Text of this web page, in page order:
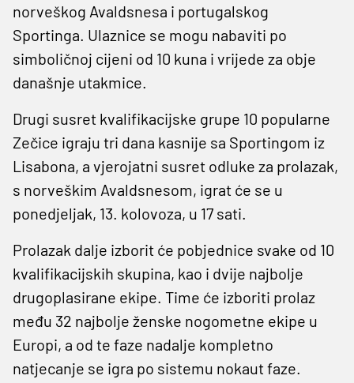
norveškog Avaldsnesa i portugalskog
Sportinga. Ulaznice se mogu nabaviti po
simboličnoj cijeni od 10 kuna i vrijede za obje
današnje utakmice.
Drugi susret kvalifikacijske grupe 10 popularne
Zečice igraju tri dana kasnije sa Sportingom iz
Lisabona, a vjerojatni susret odluke za prolazak,
s norveškim Avaldsnesom, igrat će se u
ponedjeljak, 13. kolovoza, u 17 sati.
Prolazak dalje izborit će pobjednice svake od 10
kvalifikacijskih skupina, kao i dvije najbolje
drugoplasirane ekipe. Time će izboriti prolaz
među 32 najbolje ženske nogometne ekipe u
Europi, a od te faze nadalje kompletno
natjecanje se igra po sistemu nokaut faze.